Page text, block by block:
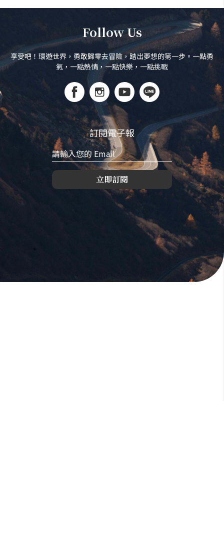
Follow Us
享受吧！環遊世界，勇敢歸零去冒險，踏出夢想的第一步。一點勇
氣，一點熱情，一點快樂，一點挑戰
訂閱電子報
立即訂閱